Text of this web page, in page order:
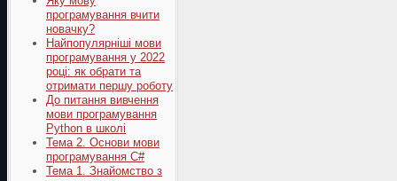
програмування вчити
новачку?
Найпопулярніші мови
програмування у 2022
році: як обрати та
отримати першу роботу
До питання вивчення
мови програмування
Python в школі
Тема 2. Основи мови
програмування C#
Тема 1. Знайомство з